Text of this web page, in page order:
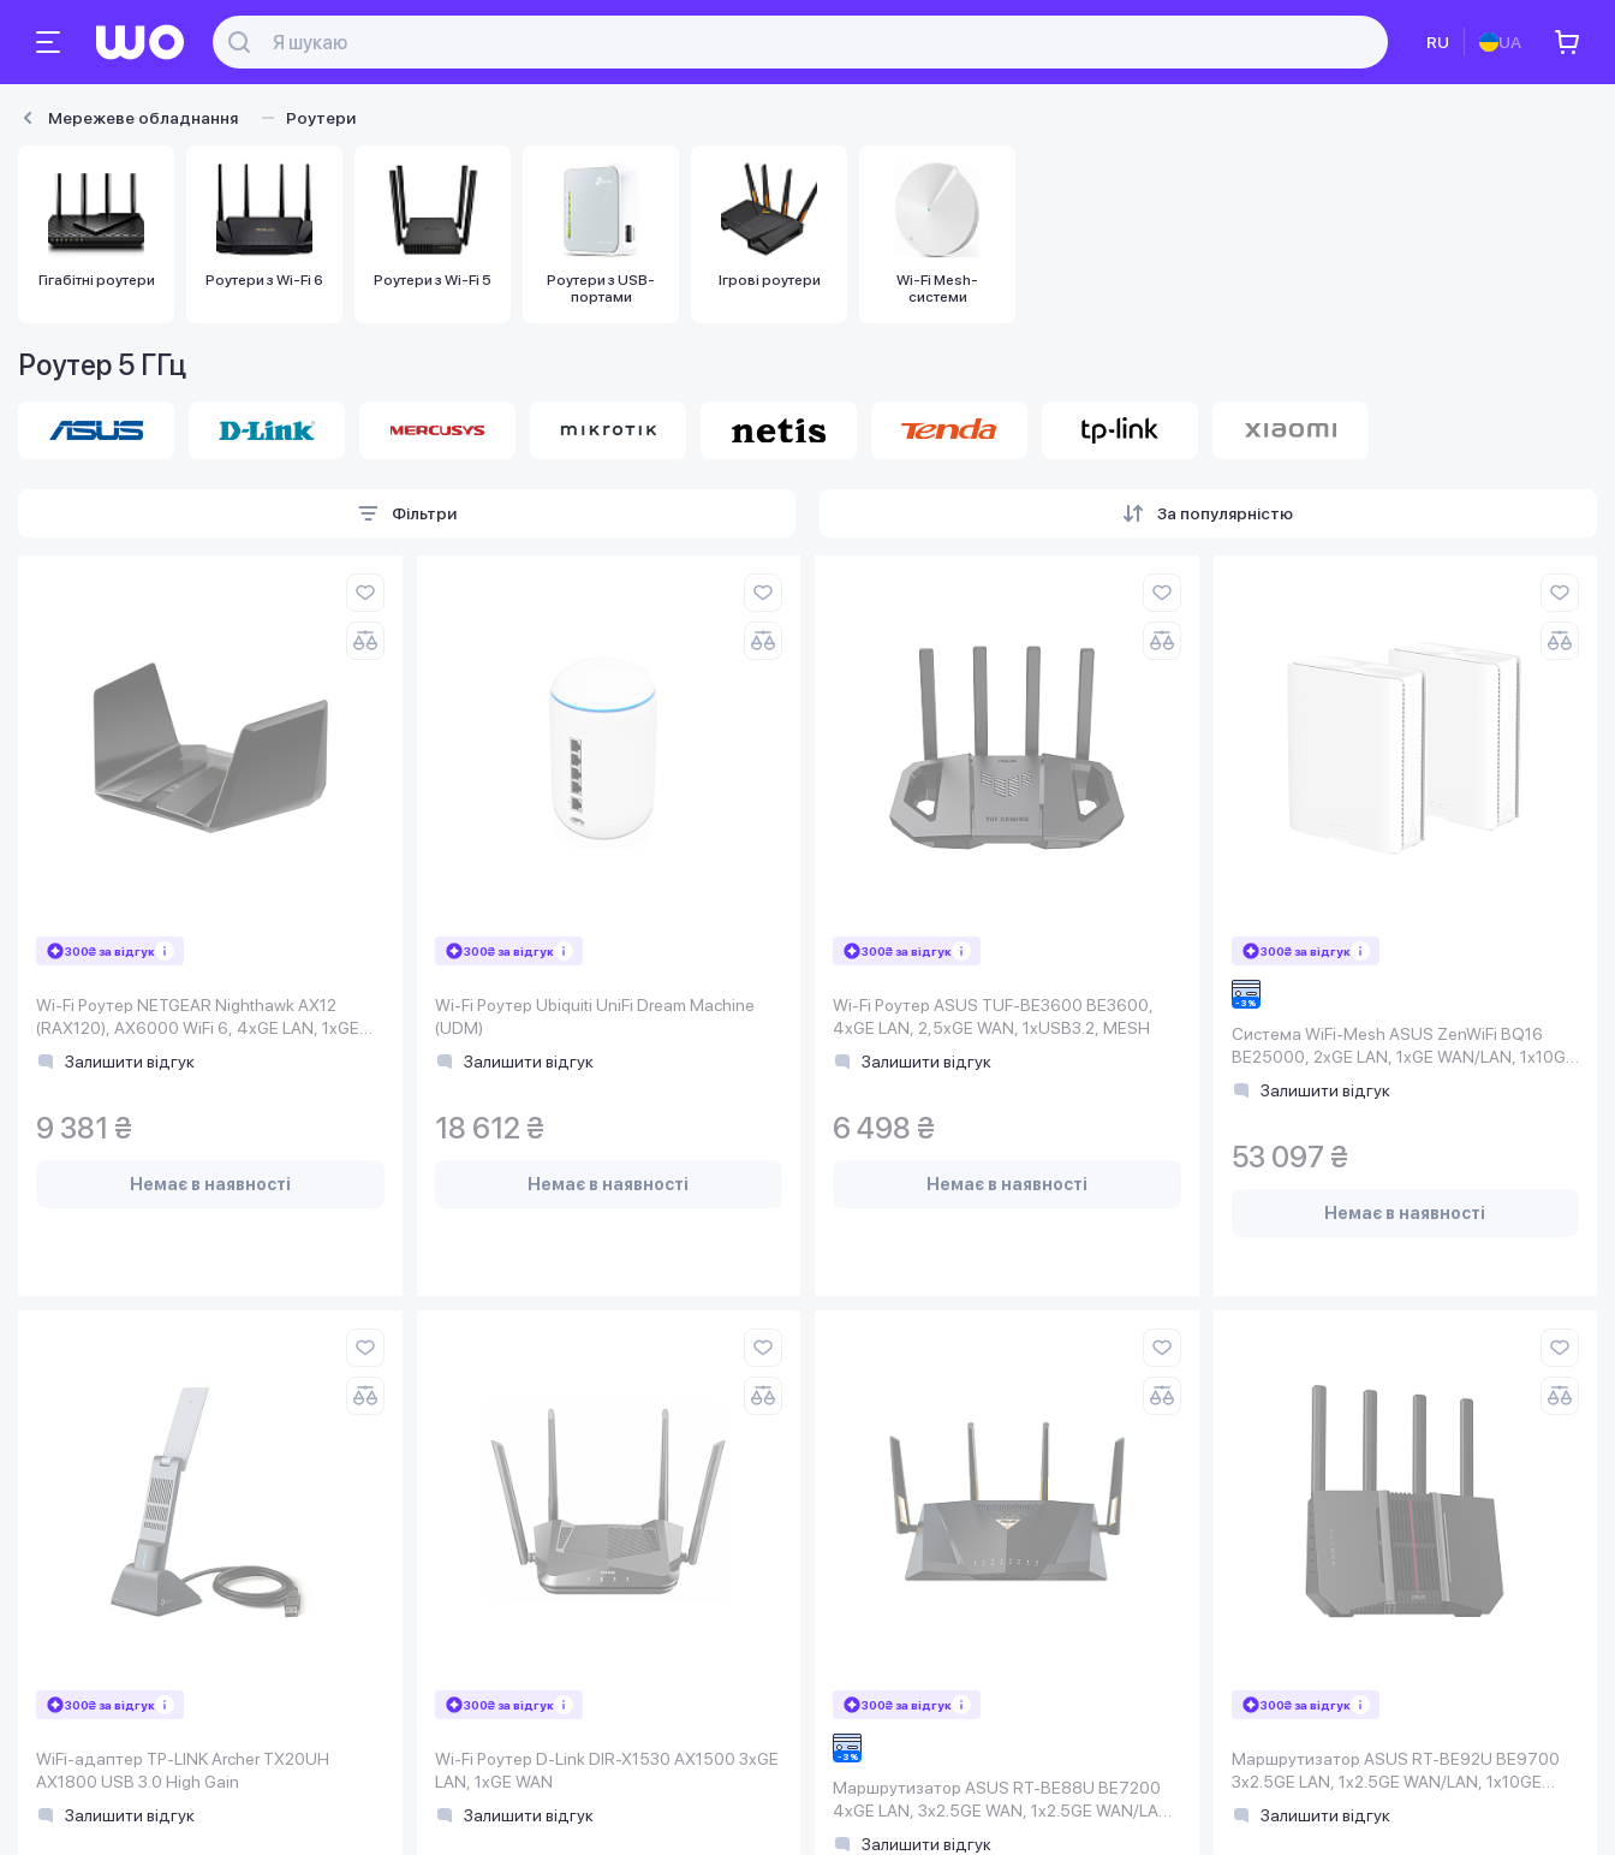
RU UA
Мережеве обладнання Роутери
Гігабітні роутери Роутери з Wi-Fi 6 Роутери з Wi-Fi 5
Роутери з USB-
портами
Ігрові роутери
Wi-Fi Mesh-
системи
Роутер 5 ГГц
Фільтри За популярністю
300₴ за відгук
Wi-Fi Роутер NETGEAR Nighthawk AX12
(RAX120), AX6000 WiFi 6, 4xGE LAN, 1xGE
WAN, 1x5GE, 2xUSB 3.0
Залишити відгук
9 381 ₴
Немає в наявності
300₴ за відгук
Wi-Fi Роутер Ubiquiti UniFi Dream Machine
(UDM)
Залишити відгук
18 612 ₴
Немає в наявності
300₴ за відгук
Wi-Fi Роутер ASUS TUF-BE3600 BE3600,
4xGE LAN, 2,5xGE WAN, 1xUSB3.2, MESH
Залишити відгук
6 498 ₴
Немає в наявності
300₴ за відгук
Система WiFi-Mesh ASUS ZenWiFi BQ16
BE25000, 2xGE LAN, 1xGE WAN/LAN, 1x10GE
LAN, 1x10GE WAN/LAN
Залишити відгук
53 097 ₴
Немає в наявності
300₴ за відгук
WiFi-адаптер TP-LINK Archer TX20UH
AX1800 USB 3.0 High Gain
Залишити відгук
300₴ за відгук
Wi-Fi Роутер D-Link DIR-X1530 AX1500 3xGE
LAN, 1xGE WAN
Залишити відгук
300₴ за відгук
Маршрутизатор ASUS RT-BE88U BE7200
4xGE LAN, 3x2.5GE WAN, 1x2.5GE WAN/LAN.
1x10GE WAN/LAN, 1xSFP+, 1
Залишити відгук
300₴ за відгук
Маршрутизатор ASUS RT-BE92U BE9700
3x2.5GE LAN, 1x2.5GE WAN/LAN, 1x10GE
WAN/LAN, 1xUSB3.2, MESH
Залишити відгук